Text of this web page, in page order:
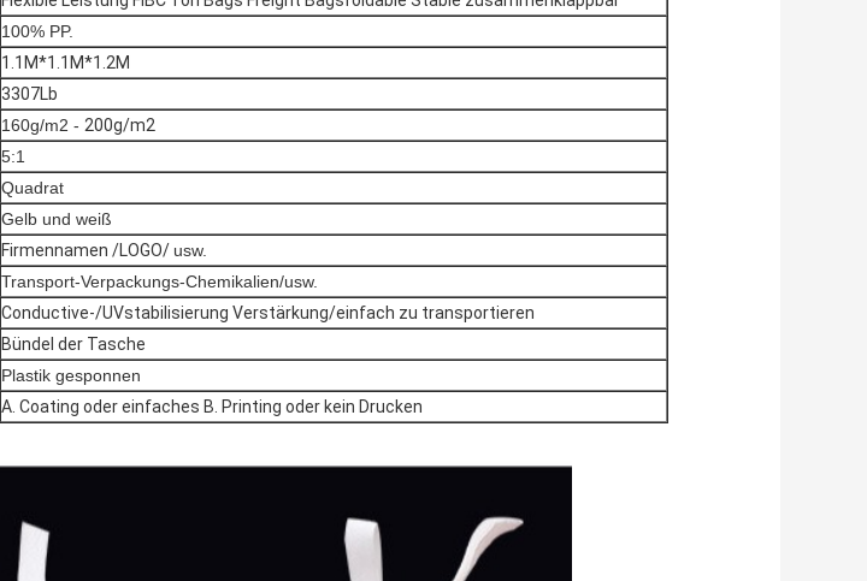
100% PP.
1.1M*1.1M*1.2M
3307Lb
160g/m2 - 200g/m2
5:1
Quadrat
Gelb und weiß
Firmennamen /LOGO/ usw.
Transport-Verpackungs-Chemikalien/usw.
Conductive-/UVstabilisierung Verstärkung/einfach zu transportieren
Bündel der Tasche
Plastik gesponnen
A. Coating oder einfaches B. Printing oder kein Drucken